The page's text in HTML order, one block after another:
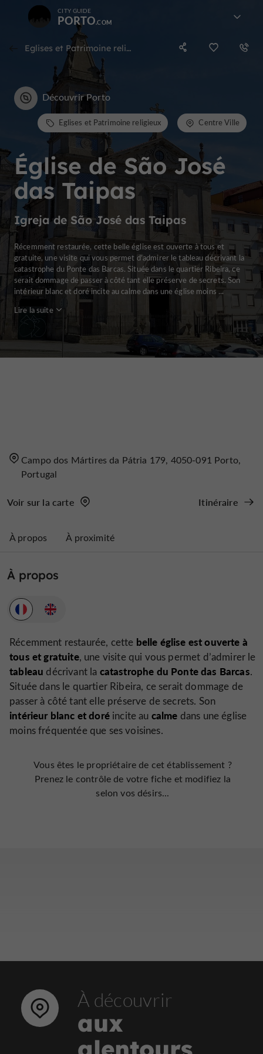
CITY GUIDE
PORTO
Eglises et Patrimoine religieux dans le centre ville
Église de São José
das Taipas
Igreja de São José das Taipas
Découvrir Porto
Eglises et Patrimoine religieux Centre Ville
Récemment restaurée, cette belle église est ouverte à tous et
gratuite, une visite qui vous permet d’admirer le tableau décrivant la
catastrophe du Ponte das Barcas. Située dans le quartier Ribeira, ce
serait dommage de passer à côté tant elle préserve de secrets. Son
intérieur blanc et doré incite au calme dans une église moins ...
Lire la suite
Campo dos Mártires da Pátria 179, 4050-091 Porto,
Portugal
Voir sur la carte Itinéraire
À propos À proximité
À propos
Récemment restaurée, cette belle église est ouverte à
tous et gratuite, une visite qui vous permet d’admirer le
tableau décrivant la catastrophe du Ponte das Barcas.
Située dans le quartier Ribeira, ce serait dommage de
passer à côté tant elle préserve de secrets. Son
intérieur blanc et doréincite au calme dans une église
moins fréquentée que ses voisines.
Vous êtes le propriétaire de cet établissement ?
Prenez le contrôle de votre fiche et modifiez la
selon vos désirs...
À découvrir
aux